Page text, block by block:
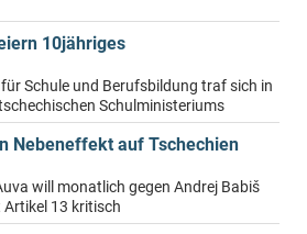
10jähriges
Schule und Berufsbildung traf sich in
Schulministeriums
Nebeneffekt auf Tschechien
will monatlich gegen Andrej Babiš
13 kritisch